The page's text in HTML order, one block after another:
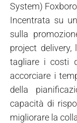
System)
Incentrata su
sulla
project
tagliare i costi
accorciare i
della
capacità di
migliorare la